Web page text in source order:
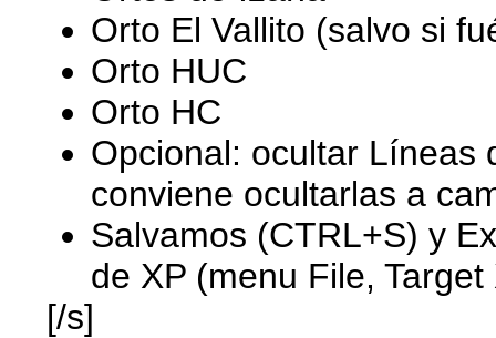
Orto El Vallito (salvo si
Orto HUC
Orto HC
Opcional: ocultar Líneas
conviene ocultarlas a
Salvamos (CTRL+S) y
de XP (menu File,
[/s]